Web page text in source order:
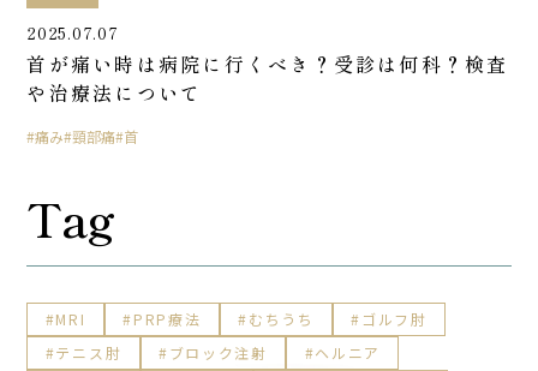
2025.07.07
首が痛い時は病院に行くべき？受診は何科？検査
や治療法について
痛み 頸部痛 首
Tag
MRI PRP療法 むちうち
ゴルフ肘
テニス肘
ブロック注射
ヘルニア